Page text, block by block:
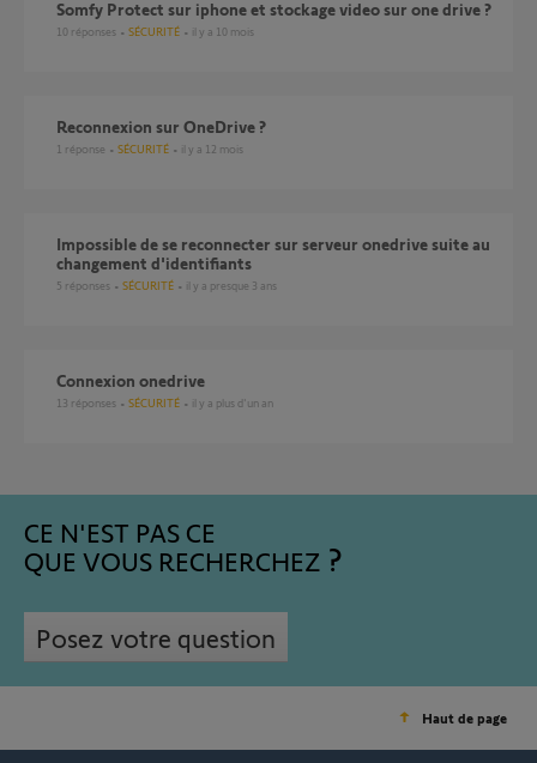
Somfy Protect sur iphone et stockage video sur one drive ?
10 réponses SÉCURITÉ il y a 10 mois
Reconnexion sur OneDrive ?
1 réponse SÉCURITÉ il y a 12 mois
Impossible de se reconnecter sur serveur onedrive suite au
changement d'identifiants
5 réponses SÉCURITÉ il y a presque 3 ans
Connexion onedrive
13 réponses SÉCURITÉ il y a plus d'un an
CE N'EST PAS CE
QUE VOUS RECHERCHEZ
Posez votre question
Haut de page